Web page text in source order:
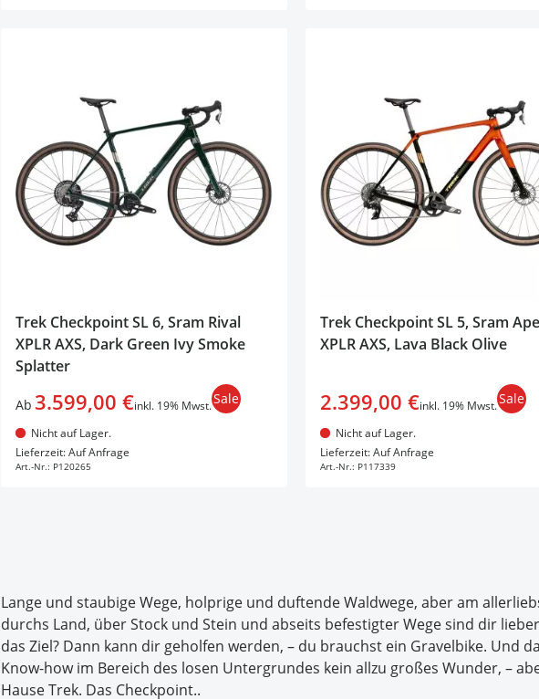
Trek Checkpoint SL 6, Sram Rival
XPLR AXS, Dark Green Ivy Smoke
Splatter
Ab 3.599,00 €inkl. 19% Mwst.Sale
Nicht auf Lager.
Lieferzeit: Auf Anfrage
Art.-Nr.: P120265
In den Warenkorb
Trek Checkpoint SL 5, Sram
XPLR AXS, Lava Black Olive
2.399,00 €inkl. 19% Mwst.Sale
Nicht auf Lager.
Lieferzeit: Auf Anfrage
Art.-Nr.: P117339
In den Warenkorb
Lange und staubige Wege, holprige und duftende Waldwege, aber am
durchs Land, über Stock und Stein und abseits befestigter Wege sind dir
das Ziel? Dann kann dir geholfen werden, – du brauchst ein Gravelbike. Und
Know-how im Bereich des losen Untergrundes kein allzu großes Wunder, –
Hause Trek. Das Checkpoint..